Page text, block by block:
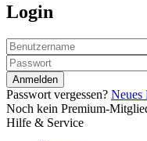
Login
Anmelden
Passwort vergessen? Neues
Noch kein Premium-
Hilfe & Service